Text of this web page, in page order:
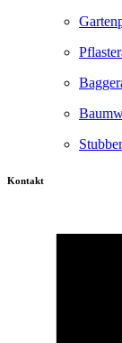
Kontakt